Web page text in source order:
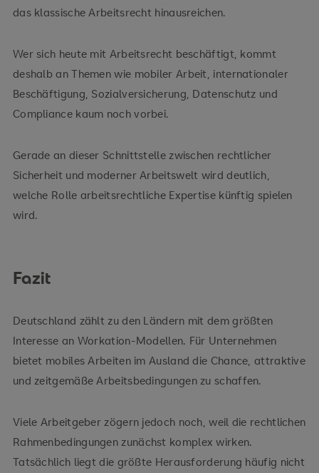
das klassische Arbeitsrecht hinausreichen.
Wer sich heute mit Arbeitsrecht beschäftigt, kommt
deshalb an Themen wie mobiler Arbeit, internationaler
Beschäftigung, Sozialversicherung, Datenschutz und
Compliance kaum noch vorbei.
Gerade an dieser Schnittstelle zwischen rechtlicher
Sicherheit und moderner Arbeitswelt wird deutlich,
welche Rolle arbeitsrechtliche Expertise künftig spielen
wird.
Fazit
Deutschland zählt zu den Ländern mit dem größten
Interesse an Workation-Modellen. Für Unternehmen
bietet mobiles Arbeiten im Ausland die Chance, attraktive
und zeitgemäße Arbeitsbedingungen zu schaffen.
Viele Arbeitgeber zögern jedoch noch, weil die rechtlichen
Rahmenbedingungen zunächst komplex wirken.
Tatsächlich liegt die größte Herausforderung häufig nicht